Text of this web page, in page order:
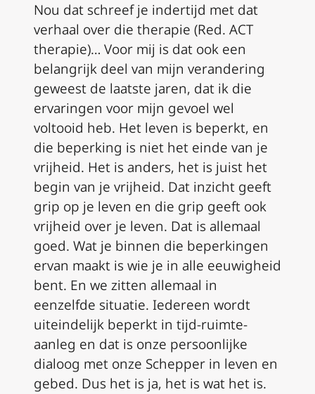
Nou dat schreef je indertijd met dat
verhaal over die therapie (Red. ACT
therapie)… Voor mij is dat ook een
belangrijk deel van mijn verandering
geweest de laatste jaren, dat ik die
ervaringen voor mijn gevoel wel
voltooid heb. Het leven is beperkt, en
die beperking is niet het einde van je
vrijheid. Het is anders, het is juist het
begin van je vrijheid. Dat inzicht geeft
grip op je leven en die grip geeft ook
vrijheid over je leven. Dat is allemaal
goed. Wat je binnen die beperkingen
ervan maakt is wie je in alle eeuwigheid
bent. En we zitten allemaal in
eenzelfde situatie. Iedereen wordt
uiteindelijk beperkt in tijd-ruimte-
aanleg en dat is onze persoonlijke
dialoog met onze Schepper in leven en
gebed. Dus het is ja, het is wat het is.